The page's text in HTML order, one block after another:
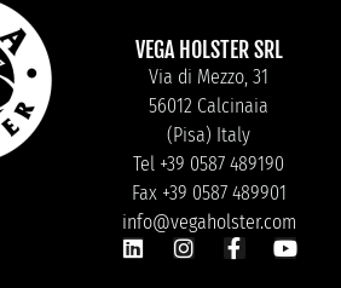
VEGA HOLSTER SRL
Via di Mezzo, 31
56012 Calcinaia
(Pisa) Italy
Tel +39 0587 489190
Fax +39 0587 489901
info@vegaholster.com